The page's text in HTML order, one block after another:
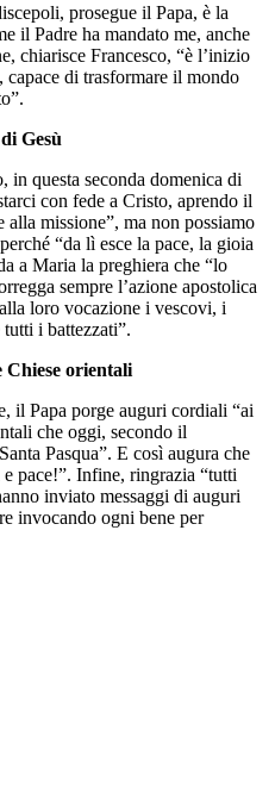
prosegue il Papa, è la
il Padre ha mandato me, anche
chiarisce Francesco, “è l’inizio
di trasformare il mondo
Gesù
in questa seconda domenica di
con fede a Cristo, aprendo il
missione”, ma non possiamo
“da lì esce la pace, la gioia
a Maria la preghiera che “lo
sempre l’azione apostolica
loro vocazione i vescovi, i
tutti i battezzati”.
Chiese orientali
il Papa porge auguri cordiali “ai
che oggi, secondo il
Pasqua”. E così augura che
pace!”. Infine, ringrazia “tutti
inviato messaggi di auguri
invocando ogni bene per